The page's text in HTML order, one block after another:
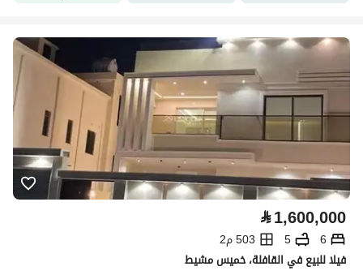
⃁1,600,000
6
5
503 م2
فيلا للبيع في القافلة، خميس مشيط